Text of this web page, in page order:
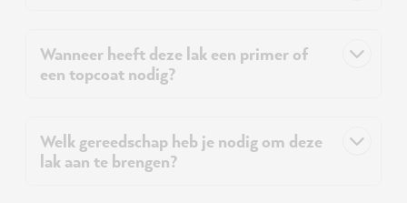
Wanneer heeft deze lak een primer of
een topcoat nodig?
Welk gereedschap heb je nodig om deze
lak aan te brengen?